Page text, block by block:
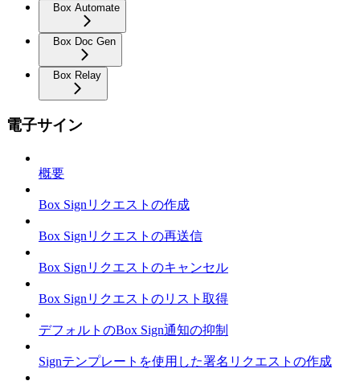
Box Automate
Box Doc Gen
Box Relay
電子サイン
概要
Box Signリクエストの作成
Box Signリクエストの再送信
Box Signリクエストのキャンセル
Box Signリクエストのリスト取得
デフォルトのBox Sign通知の抑制
Signテンプレートを使用した署名リクエストの作成